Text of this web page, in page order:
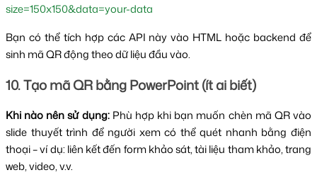
size=150x150&data=your-data
Bạn có thể tích hợp các API này vào HTML hoặc backend để
sinh mã QR động theo dữ liệu đầu vào.
10. Tạo mã QR bằng PowerPoint (ít ai biết)
Khi nào nên sử dụng:Phù hợp khi bạn muốn chèn mã QR vào
slide thuyết trình để người xem có thể quét nhanh bằng điện
thoại – ví dụ: liên kết đến form khảo sát, tài liệu tham khảo, trang
web, video, v.v.